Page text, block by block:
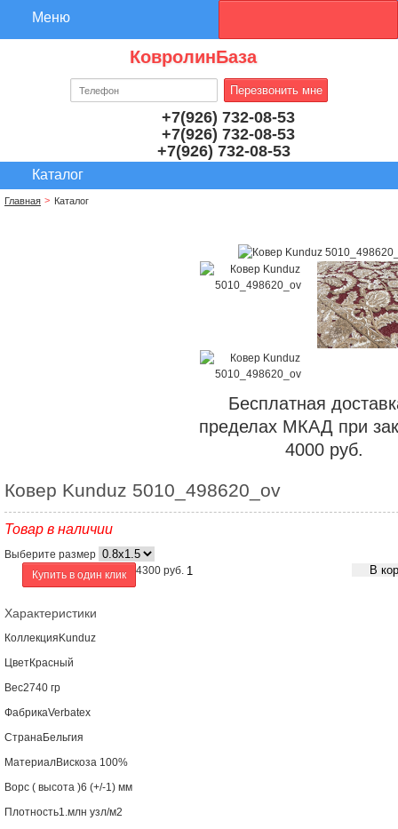
КовролинБаза
+7(926) 732-08-53
+7(926) 732-08-53
+7(926) 732-08-53
Главная Каталог
Бесплатная
пределах МКАД при
4000 руб.
Ковер Kunduz 5010_498620_ov
Товар в наличии
Выберите размер
4300 руб. В
Купить в один клик
Характеристики
КоллекцияKunduz
ЦветКрасный
Вес2740 гр
ФабрикаVerbatex
СтранаБельгия
МатериалВискоза 100%
Ворс ( высота )6 (+/-1) мм
Плотность1.млн узл/м2